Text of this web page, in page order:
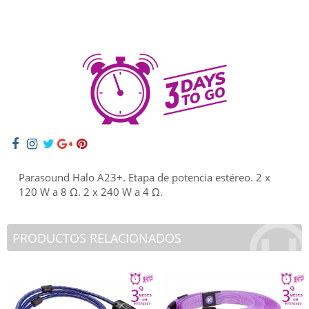
Parasound Halo A23+. Etapa de potencia estéreo. 2 x
120 W a 8 Ω. 2 x 240 W a 4 Ω.
PRODUCTOS RELACIONADOS